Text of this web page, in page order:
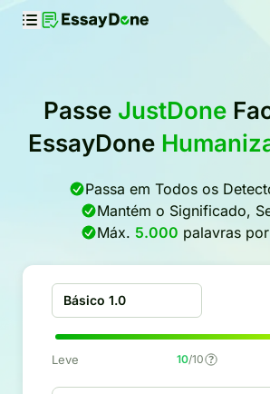
Passe JustDone
EssayDone
Passa em Todos os
Mantém o Significado,
Máx. 5.000 palavras
Básico 1.0
Leve 10/10